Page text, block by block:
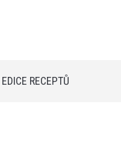
EDICE RECEPTŮ